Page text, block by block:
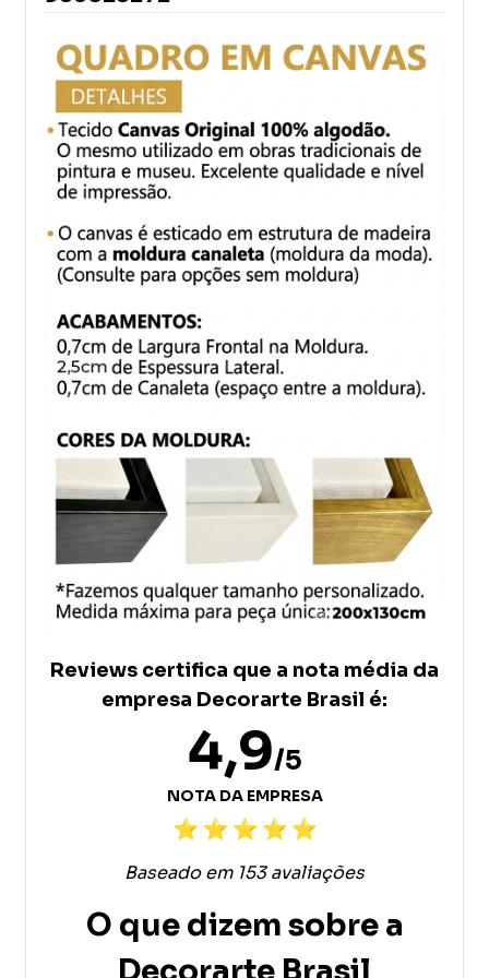
Reviews certifica que a nota média da
empresa Decorarte Brasil é:
4,9/5
NOTA DA EMPRESA
Baseado em 153 avaliações
O que dizem sobre a